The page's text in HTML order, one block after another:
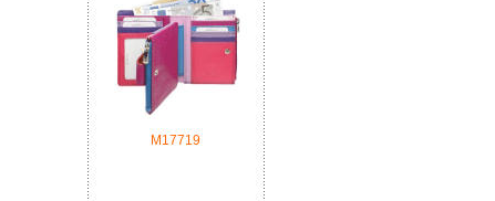
М17719